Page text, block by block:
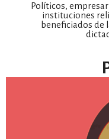
por formato
timeline
Políticos,
instituciones
beneficiados de